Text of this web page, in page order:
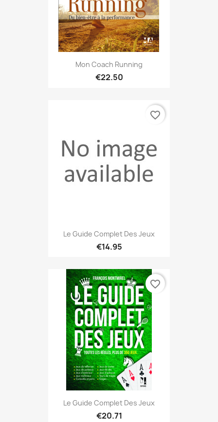
Mon Coach Running
€22.50
Le Guide Complet Des Jeux
€14.95
favorite_border
Le Guide Complet Des Jeux
€20.71
favorite_border